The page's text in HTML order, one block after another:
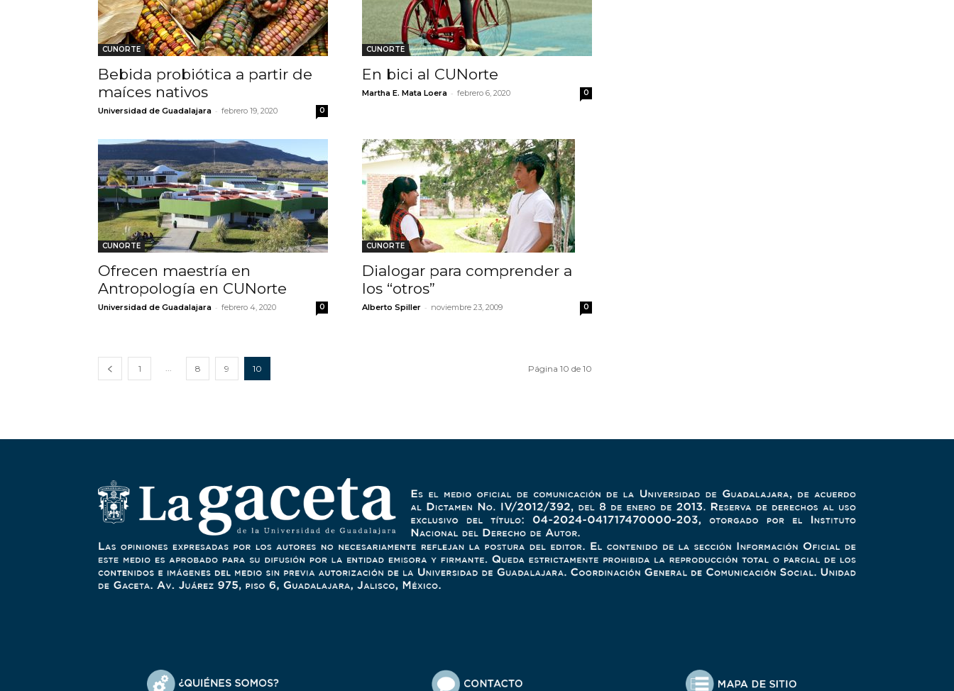
CUNORTE
Bebida probiótica a partir de
maíces nativos
Universidad de Guadalajara - febrero 19, 2020 0
CUNORTE
En bici al CUNorte
Martha E. Mata Loera - febrero 6, 2020 0
CUNORTE
Ofrecen maestría en
Antropología en CUNorte
Universidad de Guadalajara - febrero 4, 2020 0
CUNORTE
Dialogar para comprender a
los “otros”
Alberto Spiller - noviembre 23, 2009 0
1 8 9 10 Página 10 de 10